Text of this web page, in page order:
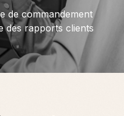
de commandement
des rapports clients